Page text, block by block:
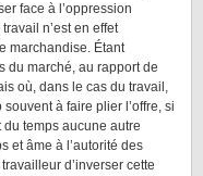
face à l’oppression
travail n’est en effet
marchandise. Étant
du marché, au rapport de
où, dans le cas du travail,
à faire plier l’offre, si
temps aucune autre
et âme à l’autorité des
d’inverser cette